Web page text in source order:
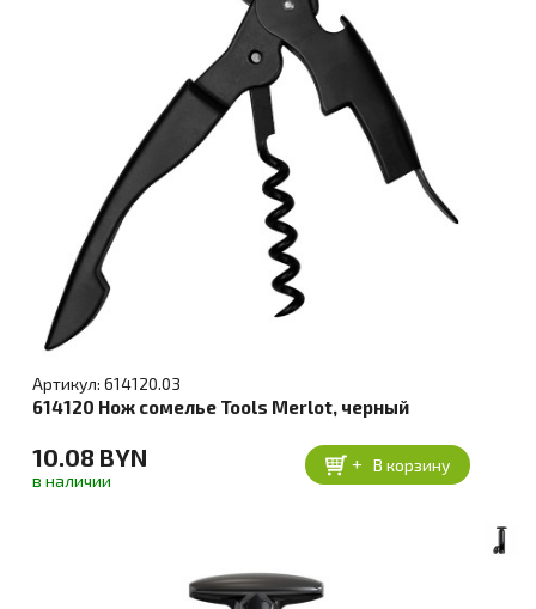
Артикул: 614120.03
614120 Нож сомелье Tools Merlot, черный
10.08 BYN
в наличии
+ В корзину